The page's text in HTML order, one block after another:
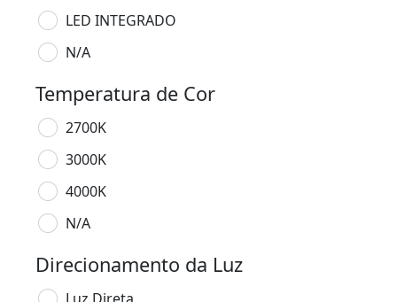
LED INTEGRADO
N/A
Temperatura de Cor
2700K
3000K
4000K
N/A
Direcionamento da Luz